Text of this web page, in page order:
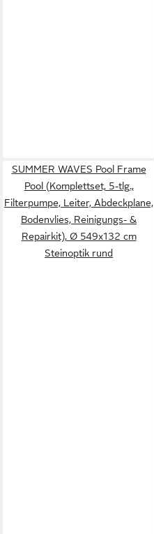
SUMMER WAVES Pool Frame
Pool (Komplettset, 5-tlg.,
Filterpumpe, Leiter, Abdeckplane,
Bodenvlies, Reinigungs- &
Repairkit), Ø 549x132 cm
Steinoptik rund